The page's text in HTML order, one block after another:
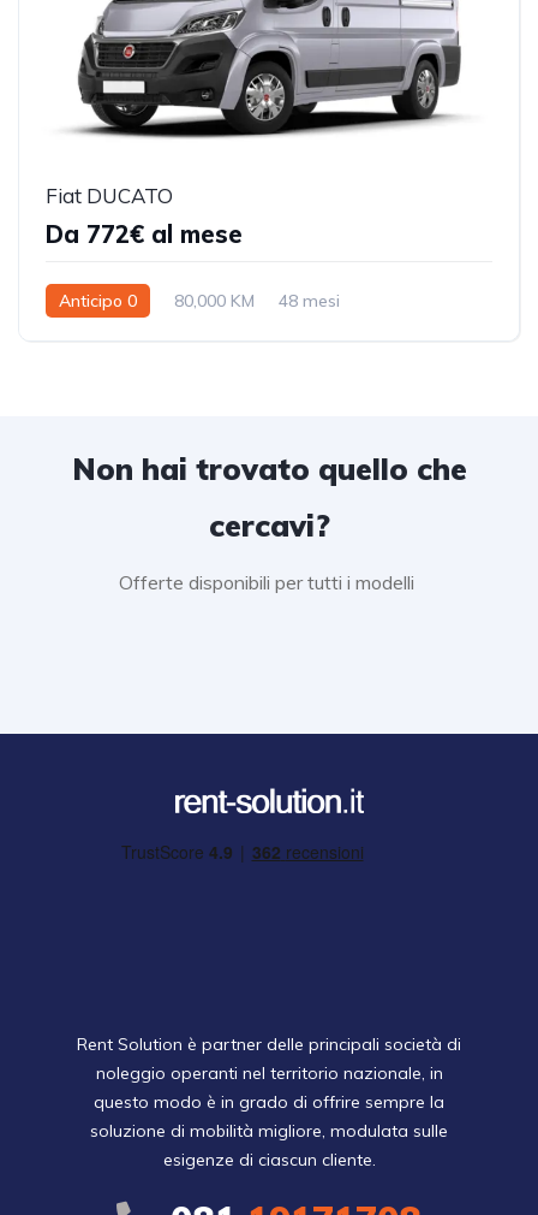
Fiat DUCATO
Da 772€ al mese
Anticipo 0 80,000 KM 48 mesi
Non hai trovato quello che
cercavi?
Offerte disponibili per tutti i modelli
Rent Solution è partner delle principali società di
noleggio operanti nel territorio nazionale, in
questo modo è in grado di offrire sempre la
soluzione di mobilità migliore, modulata sulle
esigenze di ciascun cliente.